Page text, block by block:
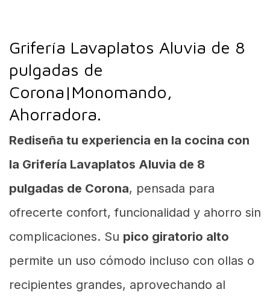
Grifería Lavaplatos Aluvia de 8
pulgadas de
Corona|Monomando,
Ahorradora.
Rediseña tu experiencia en la cocina con
la Grifería Lavaplatos Aluvia de 8
pulgadas de Corona, pensada para
ofrecerte confort, funcionalidad y ahorro sin
complicaciones. Su pico giratorio alto
permite un uso cómodo incluso con ollas o
recipientes grandes, aprovechando al